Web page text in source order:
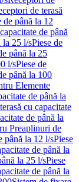
de terasă
de până la 12
de până
la 25 l/sPiese de
până la 25
l/sPiese de
până la 100
Elemente
de până la
cu capacitate
de până la
Preaplinuri de
până la 12 l/sPiese
de până la
la 25 l/sPiese
de până la